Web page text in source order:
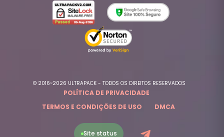
© 2016~2026 ULTRAPACK - TODOS OS DIREITOS RESERVADOS
POLÍTICA DE PRIVACIDADE
TERMOS E CONDIÇÕES DE USO
DMCA
Site status